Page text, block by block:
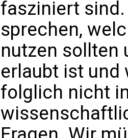
fasziniert
sprechen,
nutzen sollten
erlaubt ist und
folglich nicht